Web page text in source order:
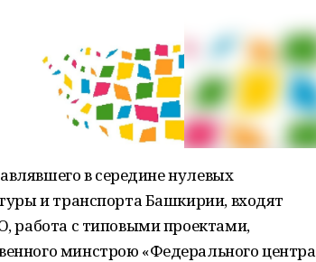
в середине нулевых
и транспорта Башкирии, входят
работа с типовыми проектами,
минстрою «Федерального центра